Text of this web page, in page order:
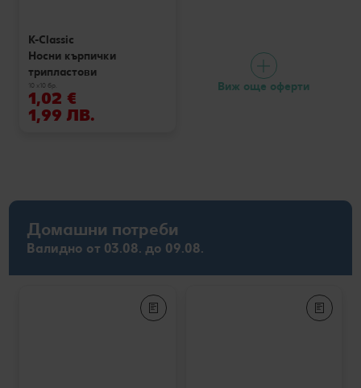
K-Classic
Носни кърпички
трипластови
10 x10 бр.
1,02 €
1,99 ЛВ.
Виж още оферти
Домашни потреби
Валидно от 03.08. до 09.08.